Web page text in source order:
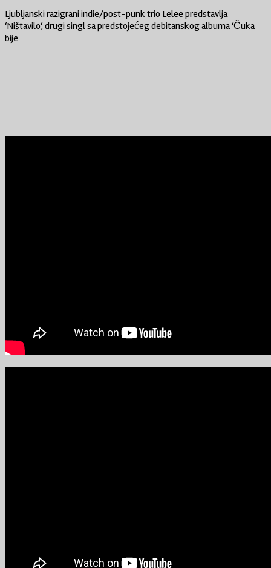
Ljubljanski razigrani indie/post-punk trio Lelee predstavlja
‘Ništavilo‘, drugi singl sa predstojećeg debitanskog albuma ‘Čuka
bije